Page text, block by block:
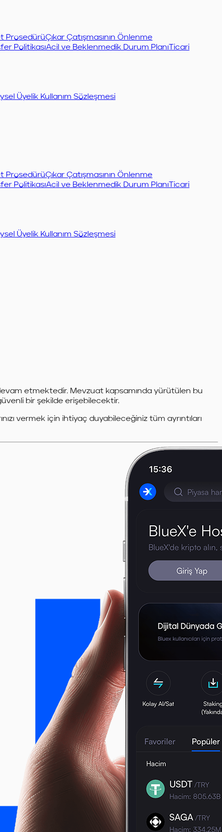
ProsedürüÇıkar Çatışmasının Önlenme
PolitikasıAcil ve Beklenmedik Durum Planı Ticari
Üyelik Kullanım Sözleşmesi
ProsedürüÇıkar Çatışmasının Önlenme
PolitikasıAcil ve Beklenmedik Durum Planı Ticari
Üyelik Kullanım Sözleşmesi
etmektedir. Mevzuat kapsamında yürütülen bu
bir şekilde erişebilecektir.
vermek için ihtiyaç duyabileceğiniz tüm ayrıntıları